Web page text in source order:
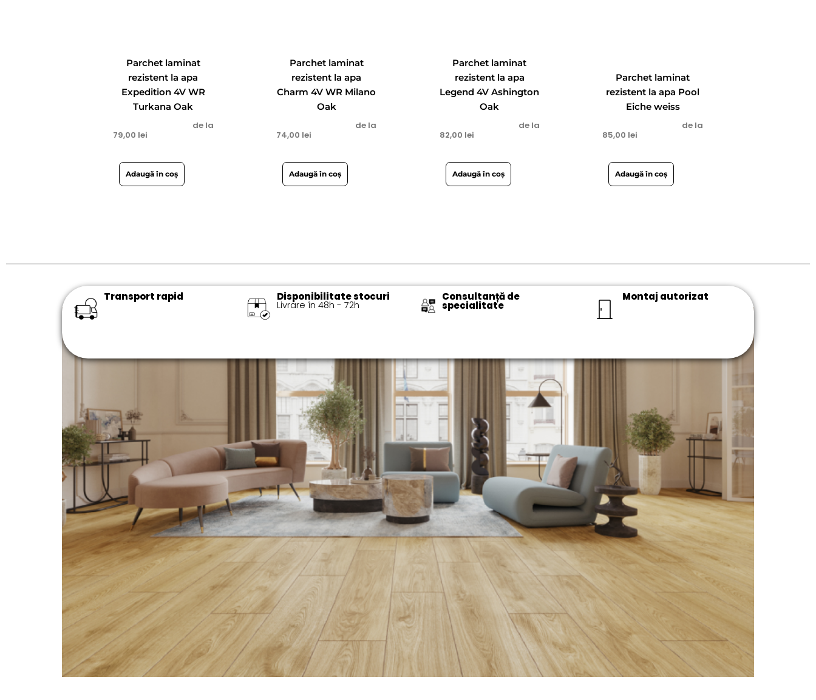
Parchet laminat
rezistent la apa
Expedition 4V WR
Turkana Oak
de la
79,00 lei
Adaugă în coș
Parchet laminat
rezistent la apa
Charm 4V WR Milano
Oak
de la
74,00 lei
Adaugă în coș
Parchet laminat
rezistent la apa
Legend 4V Ashington
Oak
de la
82,00 lei
Adaugă în coș
Parchet laminat
rezistent la apa Pool
Eiche weiss
de la
85,00 lei
Adaugă în coș
Transport rapid Disponibilitate stocuri
Livrare în 48h - 72h​
Consultanță de
specialitate​
Montaj autorizat